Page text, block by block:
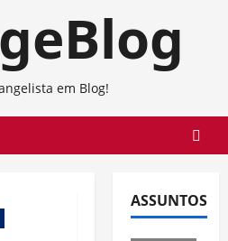
em Blog!
ASSUNTOS